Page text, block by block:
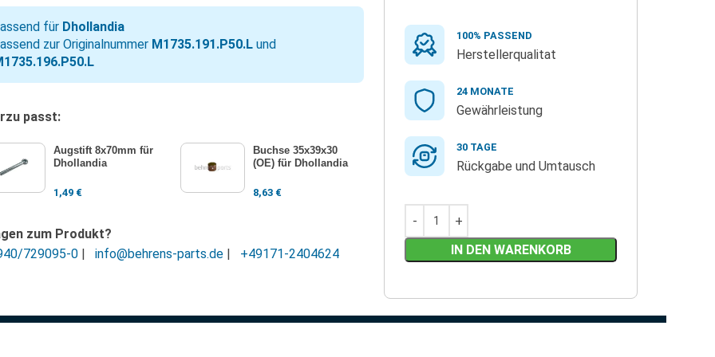
für Dhollandia
zur Originalnummer M1735.191.P50.L und
passt:
Augstift 8x70mm für
Dhollandia
1,49 €
Buchse 35x39x30
(OE) für Dhollandia
8,63 €
zum Produkt?
729095-0 | info@behrens-parts.de | +49171-2404624
100% PASSEND
Herstellerqualitat
24 MONATE
Gewährleistung
30 TAGE
Rückgabe und Umtausch
IN DEN WARENKORB